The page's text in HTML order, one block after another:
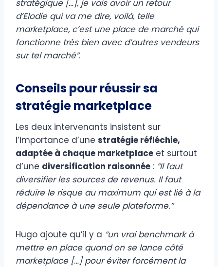
stratégique […], je vais avoir un retour
d’Elodie qui va me dire, voilà, telle
marketplace, c’est une place de marché qui
fonctionne très bien avec d’autres vendeurs
sur tel marché”.
Conseils pour réussir sa
stratégie marketplace
Les deux intervenants insistent sur
l’importance d’une stratégie réfléchie,
adaptée à chaque marketplace et surtout
d’une diversification raisonnée : “Il faut
diversifier les sources de revenus. Il faut
réduire le risque au maximum qui est lié à la
dépendance à une seule plateforme.”
Hugo ajoute qu’il y a “un vrai benchmark à
mettre en place quand on se lance côté
marketplace […] pour éviter forcément la